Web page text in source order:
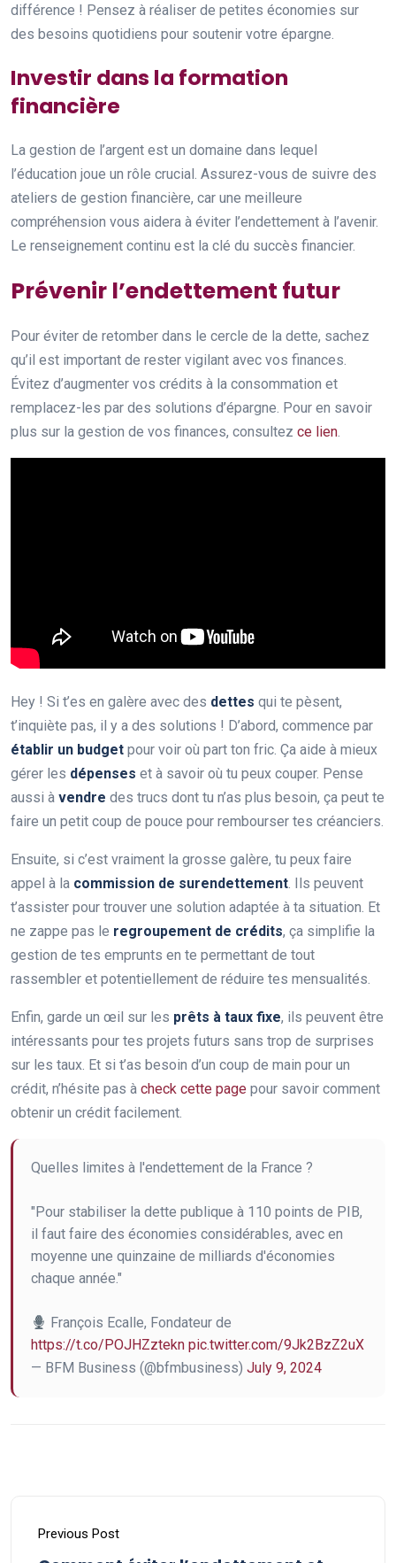
différence ! Pensez à réaliser de petites économies sur
des besoins quotidiens pour soutenir votre épargne.
Investir dans la formation
financière
La gestion de l’argent est un domaine dans lequel
l’éducation joue un rôle crucial. Assurez-vous de suivre des
ateliers de gestion financière, car une meilleure
compréhension vous aidera à éviter l’endettement à l’avenir.
Le renseignement continu est la clé du succès financier.
Prévenir l’endettement futur
Pour éviter de retomber dans le cercle de la dette, sachez
qu’il est important de rester vigilant avec vos finances.
Évitez d’augmenter vos crédits à la consommation et
remplacez-les par des solutions d’épargne. Pour en savoir
plus sur la gestion de vos finances, consultez ce lien
Hey ! Si t’es en galère avec des dettes qui te pèsent,
t’inquiète pas, il y a des solutions ! D’abord, commence par
établir un budget pour voir où part ton fric. Ça aide à mieux
gérer les dépenses et à savoir où tu peux couper. Pense
aussi à vendre des trucs dont tu n’as plus besoin, ça peut te
faire un petit coup de pouce pour rembourser tes créanciers.
Ensuite, si c’est vraiment la grosse galère, tu peux faire
appel à la commission de surendettement. Ils peuvent
t’assister pour trouver une solution adaptée à ta situation. Et
ne zappe pas le regroupement de crédits, ça simplifie la
gestion de tes emprunts en te permettant de tout
rassembler et potentiellement de réduire tes mensualités.
Enfin, garde un œil sur les prêts à taux fixe, ils peuvent être
intéressants pour tes projets futurs sans trop de surprises
sur les taux. Et si t’as besoin d’un coup de main pour un
crédit, n’hésite pas à check cette page pour savoir comment
obtenir un crédit facilement.
Quelles limites à l'endettement de la France ?
"Pour stabiliser la dette publique à 110 points de PIB,
il faut faire des économies considérables, avec en
moyenne une quinzaine de milliards d'économies
chaque année."
François Ecalle, Fondateur de
https://t.co/POJHZztekn pic.twitter.com/9Jk2BzZ2uX
— BFM Business (@bfmbusiness) July 9, 2024
Previous Post